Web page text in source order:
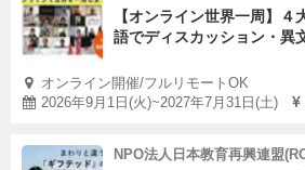
【オンライン世界一周】
語でディスカッション・異
オンライン開催/フルリモートOK
2026年9月1日(火)~2027年7月31日(土)
NPO法人日本教育再興連盟